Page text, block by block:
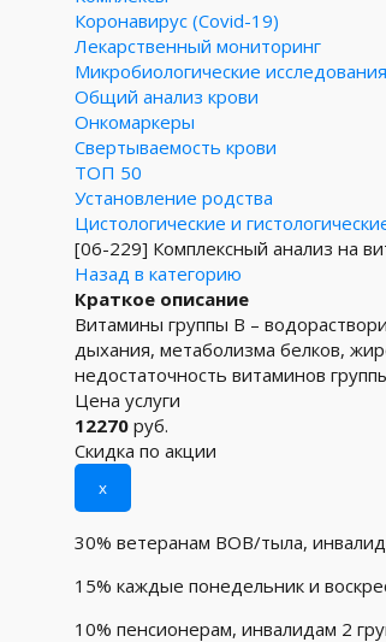
Коронавирус (Covid-19)
Лекарственный мониторинг
Микробиологические
Общий анализ крови
Онкомаркеры
Свертываемость крови
ТОП 50
Установление родства
Цистологические и
[06-229] Комплексный анализ на
Назад в категорию
Краткое описание
Витамины группы В –
дыхания, метаболизма белков,
недостаточность витаминов
Цена услуги
12270 руб.
Скидка по акции
x
30% ветеранам ВОВ/тыла,
15% каждые понедельник и
10% пенсионерам, инвалидам 2